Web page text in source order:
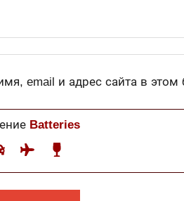
email и адрес сайта в
Batteries